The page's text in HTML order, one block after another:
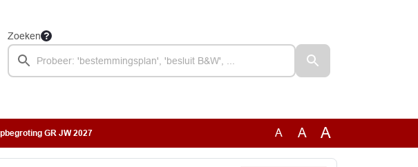
Zoeken
GR JW 2027 A A A